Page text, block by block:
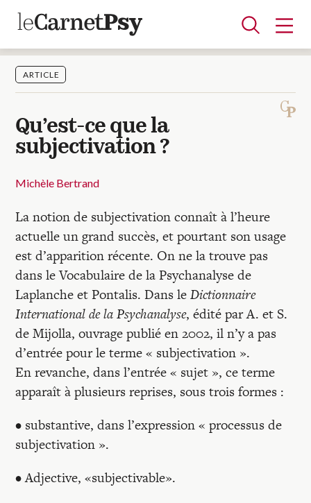
Articles
A la une
Adolescence
Dispositif
Enfance
Périnatalité
Psychanalyse
Psychopathologie
Soin
Dossiers
Auteurs
Blocs-notes
Recherches
Entretiens
ARTICLE
Qu’est-ce que la
subjectivation ?
Michèle Bertrand
La notion de subjectivation connaît à l’heure
actuelle un grand succès, et pourtant son usage
est d’apparition récente. On ne la trouve pas
dans le Vocabulaire de la Psychanalyse de
Laplanche et Pontalis. Dans leDictionnaire
International de la Psychanalyse, édité par A. et S.
de Mijolla, ouvrage publié en 2002, il n’y a pas
d’entrée pour le terme « subjectivation ».
En revanche, dans l’entrée « sujet », ce terme
apparaît à plusieurs reprises, sous trois formes :
• substantive, dans l’expression « processus de
subjectivation ».
• Adjective, «subjectivable».